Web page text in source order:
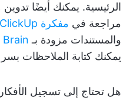
الرئيسية. يمكنك أيضًا
مراجعة في مفكرة ClickUp
والمستندات مزودة بـ Brain
يمكنك كتابة الملاحظات
هل تحتاج إلى تسجيل